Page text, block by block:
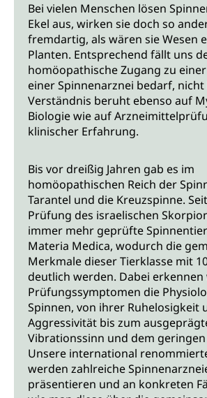
Bei vielen Menschen lösen
Ekel aus, wirken sie doch so
fremdartig, als wären sie Wesen
Planten. Entsprechend fällt uns
homöopathische Zugang zu
einer Spinnenarznei bedarf,
Verständnis beruht ebenso auf
Biologie wie auf
klinischer Erfahrung.
Bis vor dreißig Jahren gab es im
homöopathischen Reich der
Tarantel und die Kreuzspinne.
Prüfung des israelischen
immer mehr geprüfte
Materia Medica, wodurch die
Merkmale dieser Tierklasse mit
deutlich werden. Dabei erkennen
Prüfungssymptomen die
Spinnen, von ihrer Ruhelosigkeit
Aggressivität bis zum
Vibrationssinn und dem
Unsere international
werden zahlreiche
präsentieren und an konkreten